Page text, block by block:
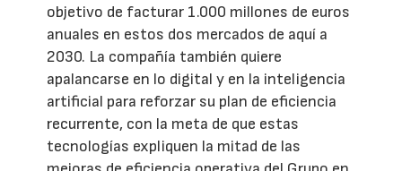
objetivo de facturar 1.000 millones de euros
anuales en estos dos mercados de aquí a
2030. La compañía también quiere
apalancarse en lo digital y en la inteligencia
artificial para reforzar su plan de eficiencia
recurrente, con la meta de que estas
tecnologías expliquen la mitad de las